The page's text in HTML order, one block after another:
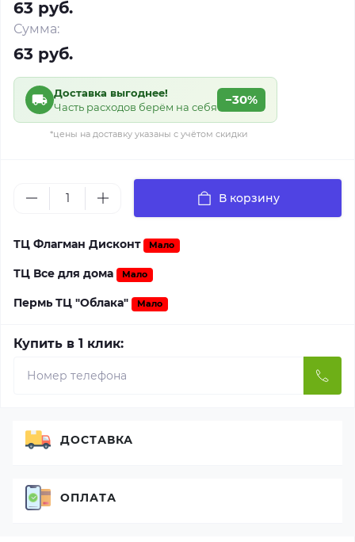
63 руб.
Сумма:
63 руб.
Доставка выгоднее!
Часть расходов берём на себя
−30%
*цены на доставку указаны с учётом скидки
В корзину
ТЦ Флагман Дисконт Мало
ТЦ Все для дома Мало
Пермь ТЦ "Облака" Мало
Купить в 1 клик:
ДОСТАВКА
ОПЛАТА